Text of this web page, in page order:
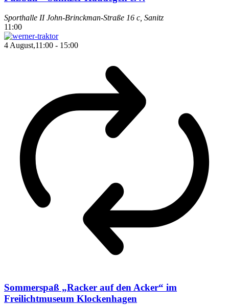
Sporthalle IIJohn-Brinckman-Straße 16 c, Sanitz
11:00
4 August,11:00 - 15:00
Sommerspaß „Racker auf den Acker“ im
Freilichtmuseum Klockenhagen